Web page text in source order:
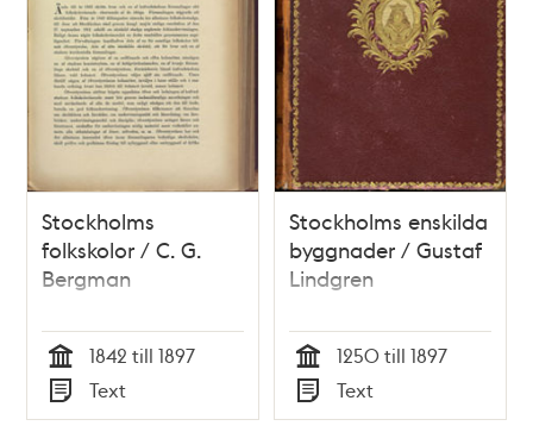
Stockholms
folkskolor / C. G.
Bergman
Tid
1842 till 1897
Typ
Text
Stockholms enskilda
byggnader / Gustaf
Lindgren
Tid
1250 till 1897
Typ
Text